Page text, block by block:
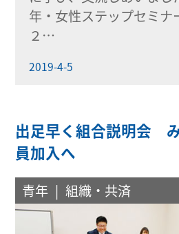
年・女性ステップセミナ
２…
2019-4-5
出足早く組合説明会
員加入へ
青年 組織・共済